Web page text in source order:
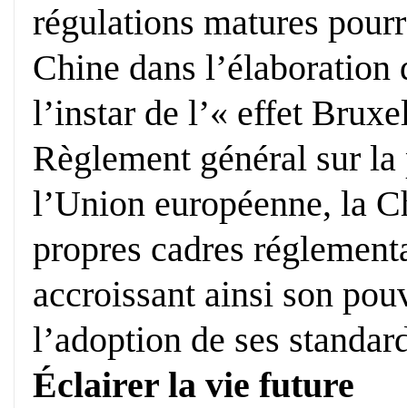
régulations matures
Chine dans
l’instar de l’« effet
Règlement général sur
l’Union européenne, la
propres cadres
accroissant ainsi son
l’adoption de ses
Éclairer la vie future